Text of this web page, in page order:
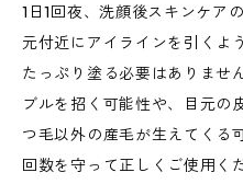
1日1回夜、洗顔後スキンケア
元付近にアイラインを引くよ
たっぷり塗る必要はありませ
ブルを招く可能性や、目元の
つ毛以外の産毛が生えてくる
回数を守って正しくご使用く